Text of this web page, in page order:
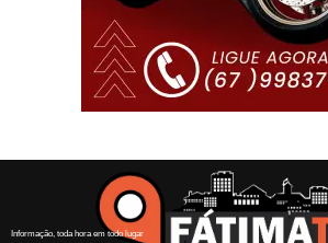
Informação, toda hora em todo lugar